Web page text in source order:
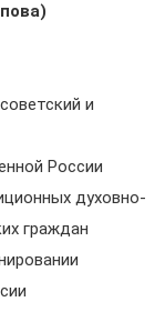
и
России
духовно-
граждан